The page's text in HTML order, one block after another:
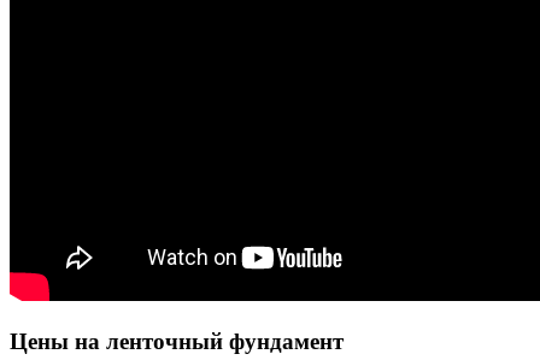
Цены на ленточный фундамент